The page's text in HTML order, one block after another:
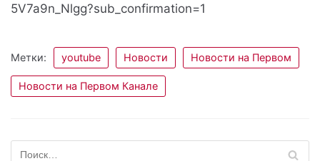
5V7a9n_Nlgg?sub_confirmation=1
Метки: youtube Новости Новости на Первом
Новости на Первом Канале